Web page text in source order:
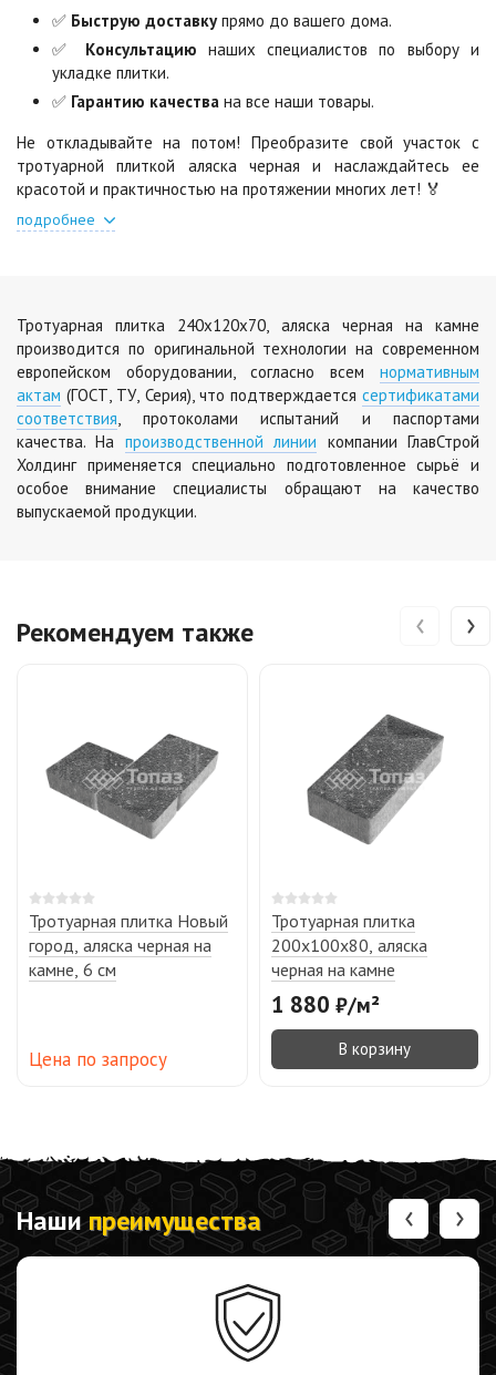
Шафран
Цена по запросу
Янтарь
Яшма
Цена по запросу
✅ Быструю доставкупрямо до вашего дома.
✅ Консультацию наших специалистов по выбору и
укладке плитки.
✅ Гарантию качества на все наши товары.
Не откладывайте на потом! Преобразите свой участок с
тротуарной плиткой аляска черная и наслаждайтесь ее
красотой и практичностью на протяжении многих лет! 🏅
подробнее
Тротуарная плитка 240х120х70, аляска черная на камне
производится по оригинальной технологии на современном
европейском оборудовании, согласно всем нормативным
актам (ГОСТ, ТУ, Серия), что подтверждается сертификатами
соответствия , протоколами испытаний и паспортами
качества. На производственной линии компании ГлавСтрой
Холдинг применяется специально подготовленное сырьё и
особое внимание специалисты обращают на качество
выпускаемой продукции.
Рекомендуем также
Тротуарная плитка Новый
город, аляска черная на
камне, 6 см
Цена по запросу
Тротуарная плитка
200х100х80, аляска
черная на камне
1 880 ₽/м²
В корзину
‹ ›
Нашипреимущества ‹ ›